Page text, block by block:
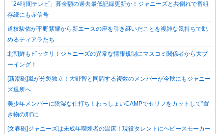
「24時間テレビ」募金額の過去最低記録更新か！ジャニーズと共倒れで番組
存続にも赤信号
道枝駿佑が平野紫耀から新エースの座を引き継いだことを複雑な気持ちで眺
めるティアラたち
北朝鮮もビックリ！ジャニーズの異常な情報規制にマスコミ関係者から大ブ
ーイング！
[新潮砲]嵐が分裂独立！大野智と同調する複数のメンバーが今秋にもジャニー
ズ退所へ
美少年メンバーに陰湿な仕打ち！わっしょいCAMPでセリフをカットして”置
き物の刑”に
[文春砲]ジャニーズは未成年喫煙者の温床！現役タレントにヘビースモーカー